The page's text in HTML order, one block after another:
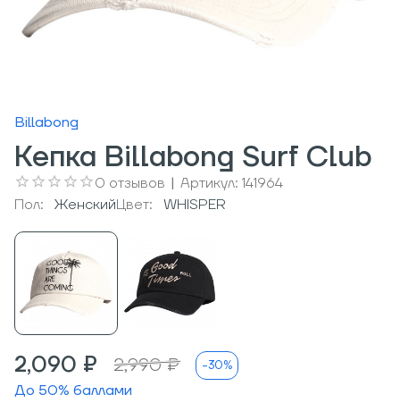
Billabong
Кепка Billabong Surf Club
0 отзывов | Артикул: 141964
Пол:
ЖенскийЦвет: WHISPER
2,090 ₽ 2,990 ₽ -30%
До 50% баллами